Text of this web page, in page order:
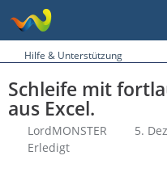
Hilfe & Unterstützung
Schleife mit
aus Excel.
LordMONSTER
5.
Erledigt